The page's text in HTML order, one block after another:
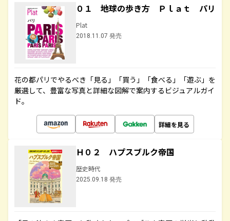
０１ 地球の歩き方 Ｐｌａｔ パリ
Plat
2018.11.07 発売
花の都パリでやるべき「見る」「買う」「食べる」「遊ぶ」を
厳選して、豊富な写真と詳細な図解で案内するビジュアルガイ
ド。
詳細を見る
Ｈ０２ ハプスブルク帝国
歴史時代
2025.09.18 発売